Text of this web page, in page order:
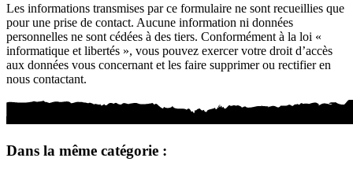
Les informations transmises par ce formulaire ne sont recueillies que
pour une prise de contact. Aucune information ni données
personnelles ne sont cédées à des tiers. Conformément à la loi «
informatique et libertés », vous pouvez exercer votre droit d’accès
aux données vous concernant et les faire supprimer ou rectifier en
nous contactant.
Dans la même catégorie :